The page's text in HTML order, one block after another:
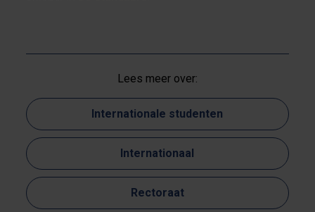
Lees meer over:
Internationale studenten
Internationaal
Rectoraat